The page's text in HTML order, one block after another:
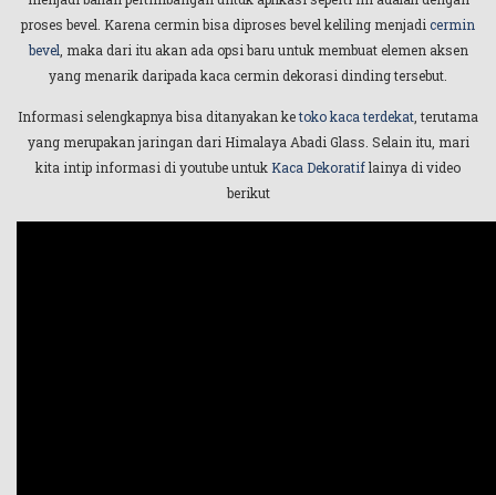
proses bevel. Karena cermin bisa diproses bevel keliling menjadi cermin
bevel , maka dari itu akan ada opsi baru untuk membuat elemen aksen
yang menarik daripada kaca cermin dekorasi dinding tersebut.
Informasi selengkapnya bisa ditanyakan ketoko kaca terdekat , terutama
yang merupakan jaringan dari Himalaya Abadi Glass. Selain itu, mari
kita intip informasi di youtube untuk Kaca Dekoratiflainya di video
berikut